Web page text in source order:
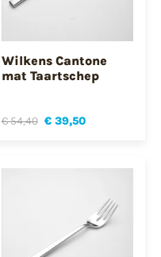
Wilkens Cantone
mat Taartschep
€ 54,40 € 39,50